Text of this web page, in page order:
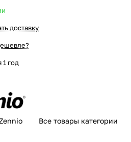
доставку
1 год
Все товары категории